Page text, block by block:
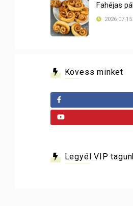
Fahéjas
2026.07.15.
Kövess minket
Legyél VIP